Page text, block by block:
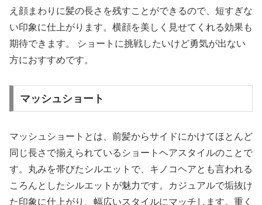
え顔まわりに髪の長さを残すことができるので、短すぎな
い印象に仕上がります。横顔を美しく見せてくれる効果も
期待できます。 ショートに挑戦したいけど勇気が出ない
方におすすめです。
マッシュショート
マッシュショートとは、前髪からサイドにかけてほとんど
同じ長さで揃えられているショートヘアスタイルのことで
す。丸みを帯びたシルエットで、キノコヘアとも言われる
ころんとしたシルエットが魅力です。カジュアルで垢抜け
た印象に仕上がり、幅広いスタイルにマッチします。重く